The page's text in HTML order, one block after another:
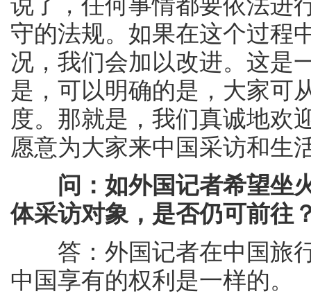
说了，任何事情都要依法进
守的法规。如果在这个过程
况，我们会加以改进。这是
是，可以明确的是，大家可
度。那就是，我们真诚地欢
愿意为大家来中国采访和生
问：如外国记者希望坐
体采访对象，是否仍可前往
答：外国记者在中国旅行
中国享有的权利是一样的。